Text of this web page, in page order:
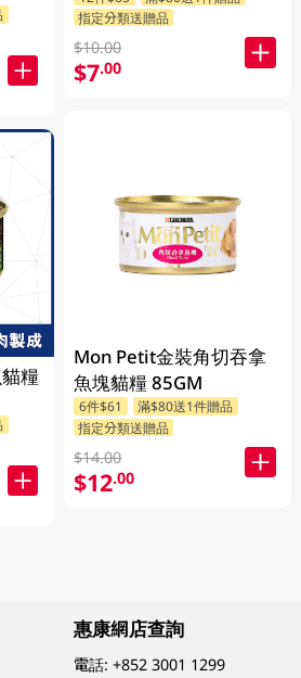
糧
指定分類送贈品
$10.00
$7.00
Mon Petit金裝角切吞拿
魚塊貓糧 85GM
6件$61
滿$80送1件贈品
指定分類送贈品
$14.00
$12.00
惠康網店查詢
電話:+852 3001 1299